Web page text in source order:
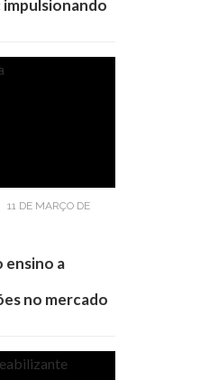
11 DE MARÇO DE
ensino a
no mercado